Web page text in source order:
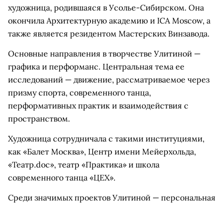
художница, родившаяся в Усолье-Сибирском. Она
окончила Архитектурную академию и ICA Moscow, а
также является резидентом Мастерских Винзавода.
Основные направления в творчестве Улитиной —
графика и перформанс. Центральная тема ее
исследований — движение, рассматриваемое через
призму спорта, современного танца,
перформативных практик и взаимодействия с
пространством.
Художница сотрудничала с такими институциями,
как «Балет Москва», Центр имени Мейерхольда,
«Театр.doc», театр «Практика» и школа
современного танца «ЦЕХ».
Среди значимых проектов Улитиной — персональная